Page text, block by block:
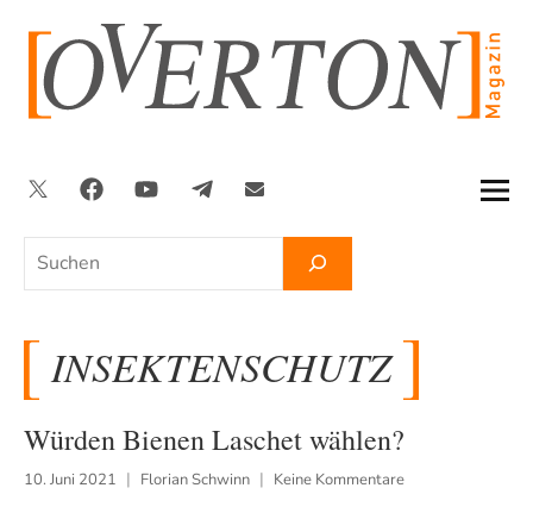
springen
Suchen
TwitterFacebookYouTubeTelegramNewsletter
INSEKTENSCHUTZ
Würden Bienen Laschet wählen?
10. Juni 2021 Florian Schwinn Keine Kommentare